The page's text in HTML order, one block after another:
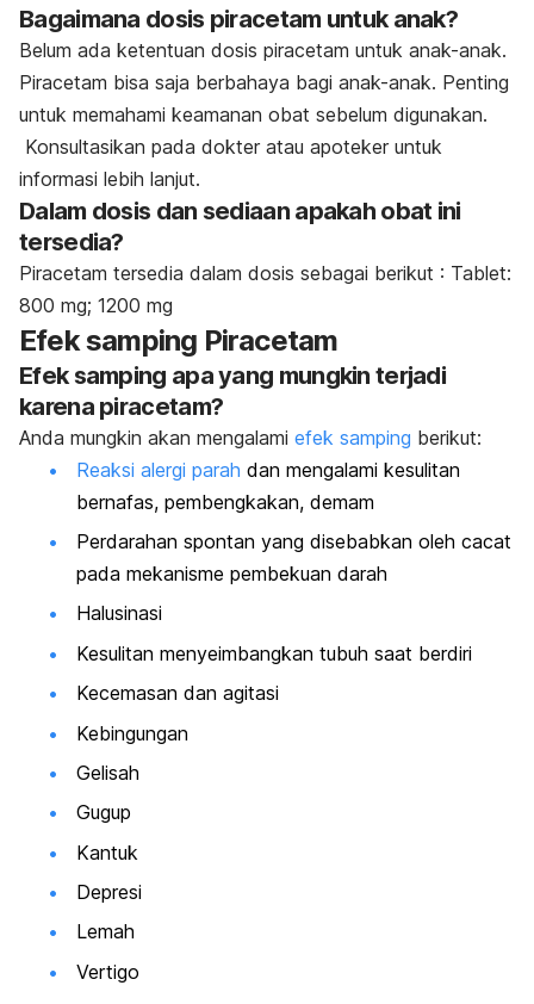
Bagaimana dosis piracetam untuk anak?
Belum ada ketentuan dosis piracetam untuk anak-anak.
Piracetam bisa saja berbahaya bagi anak-anak. Penting
untuk memahami keamanan obat sebelum digunakan.
Konsultasikan pada dokter atau apoteker untuk
informasi lebih lanjut.
Dalam dosis dan sediaan apakah obat ini
tersedia?
Piracetam tersedia dalam dosis sebagai berikut : Tablet:
800 mg; 1200 mg
Efek samping Piracetam
Efek samping apa yang mungkin terjadi
karena piracetam?
Anda mungkin akan mengalami efek samping berikut:
Reaksi alergi parah dan mengalami kesulitan
bernafas, pembengkakan, demam
Perdarahan spontan yang disebabkan oleh cacat
pada mekanisme pembekuan darah
Halusinasi
Kesulitan menyeimbangkan tubuh saat berdiri
Kecemasan dan agitasi
Kebingungan
Gelisah
Gugup
Kantuk
Depresi
Lemah
Vertigo